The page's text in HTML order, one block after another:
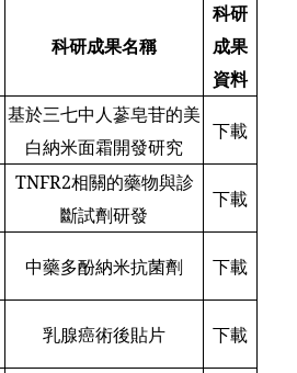
科研成果名稱
科研
成果
資料
基於三七中人蔘皂苷的美
白納米面霜開發研究
下載
TNFR2相關的藥物與診
斷試劑研發
下載
中藥多酚納米抗菌劑 下載
乳腺癌術後貼片 下載